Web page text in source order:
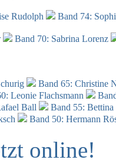
Rudolph
Band 74:
Band 70: Sabrina Lorenz
Band 65: Christine
Leonie Flachsmann
Ball
Band 55:
Band 50: Hermann
online!